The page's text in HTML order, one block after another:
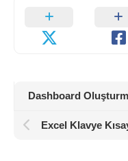
Dashboard
Excel Klavye